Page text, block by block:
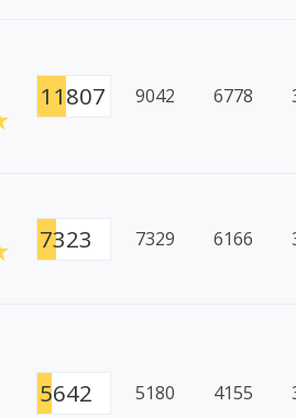
11807 9042 6778
7323 7329 6166
5642 5180 4155